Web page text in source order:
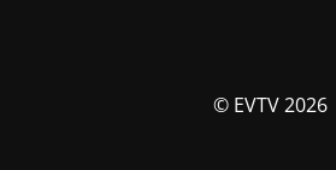
© EVTV 2026